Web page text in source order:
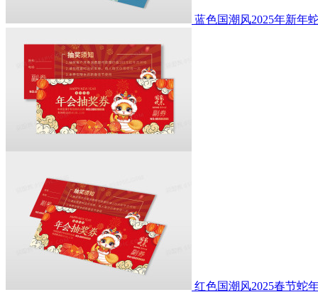
蓝色国潮风2025年新年
红色国潮风2025春节蛇